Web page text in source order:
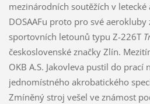
mezinárodních soutěžích v letecké
DOSAAFu proto pro své
sportovních letounů typu Z-226T
československé značky Zlín.
OKB A.S. Jakovleva pustil do
jednomístného akrobatického
Zmíněný stroj vešel ve známost